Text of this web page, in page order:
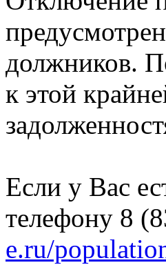
должников.
к этой
Если у Вас
телефону 8
e.ru/